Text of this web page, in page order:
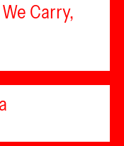
Carry,